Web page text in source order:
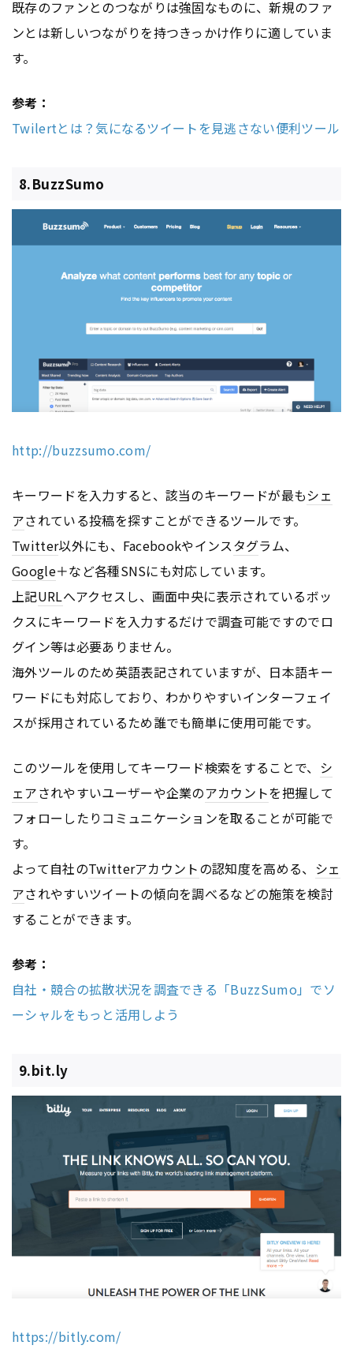
既存のファンとのつながりは強固なものに、新規のファ
ンとは新しいつながりを持つきっかけ作りに適していま
す。
参考：
Twilertとは？気になるツイートを見逃さない便利ツール
8.BuzzSumo
http://buzzsumo.com/
キーワードを入力すると、該当のキーワードが最もシェ
アされている投稿を探すことができるツールです。
Twitter以外にも、Facebookやインスタグラム、
Google＋など各種SNSにも対応しています。
上記URLへアクセスし、画面中央に表示されているボッ
クスにキーワードを入力するだけで調査可能ですのでロ
グイン等は必要ありません。
海外ツールのため英語表記されていますが、日本語キー
ワードにも対応しており、わかりやすいインターフェイ
スが採用されているため誰でも簡単に使用可能です。
このツールを使用してキーワード検索をすることで、 シ
ェアされやすいユーザーや企業のアカウントを把握して
フォローしたりコミュニケーションを取ることが可能で
す。
よって自社のTwitterアカウントの認知度を高める、 シェ
アされやすいツイートの傾向を調べるなどの施策を検討
することができます。
参考：
自社・競合の拡散状況を調査できる「BuzzSumo」でソ
ーシャルをもっと活用しよう
9.bit.ly
https://bitly.com/